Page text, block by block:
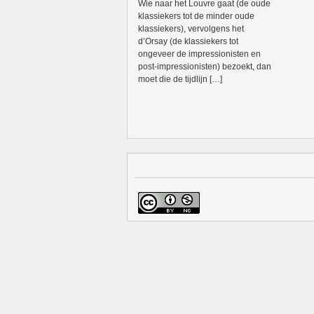
Wie naar het Louvre gaat (de oude
klassiekers tot de minder oude
klassiekers), vervolgens het
d’Orsay (de klassiekers tot
ongeveer de impressionisten en
post-impressionisten) bezoekt, dan
moet die de tijdlijn […]